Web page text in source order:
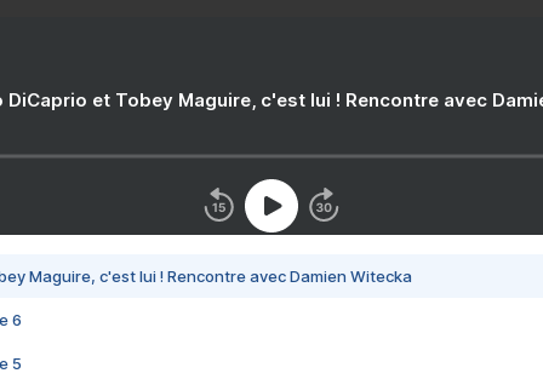
DiCaprio et Tobey Maguire, c'est lui ! Rencontre avec
Maguire, c'est lui ! Rencontre avec Damien Witecka
6
5